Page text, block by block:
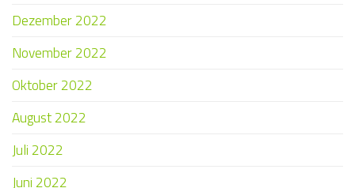
Dezember 2022
November 2022
Oktober 2022
August 2022
Juli 2022
Juni 2022